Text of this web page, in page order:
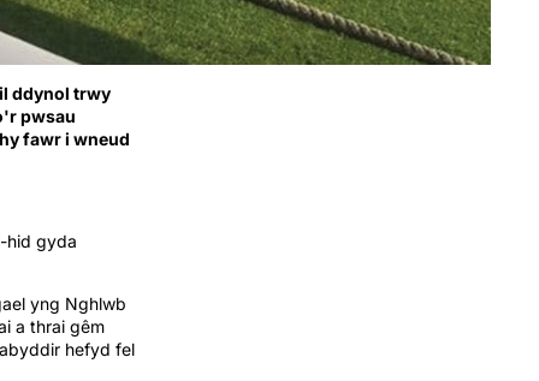
ddynol trwy
pwsau
fawr i wneud
hid gyda
yng Nghlwb
a thrai gêm
hefyd fel